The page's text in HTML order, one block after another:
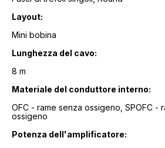
Layout:
Mini bobina
Lunghezza del cavo:
8 m
Materiale del conduttore interno:
OFC - rame senza ossigeno, SPOFC -
ossigeno
Potenza dell'amplificatore: